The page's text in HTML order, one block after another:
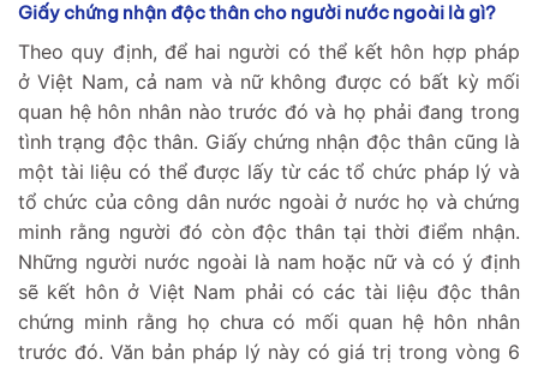
Giấy chứng nhận độc thân cho người nước ngoài là gì?
Theo quy định, để hai người có thể kết hôn hợp pháp
ở Việt Nam, cả nam và nữ không được có bất kỳ mối
quan hệ hôn nhân nào trước đó và họ phải đang trong
tình trạng độc thân. Giấy chứng nhận độc thân cũng là
một tài liệu có thể được lấy từ các tổ chức pháp lý và
tổ chức của công dân nước ngoài ở nước họ và chứng
minh rằng người đó còn độc thân tại thời điểm nhận.
Những người nước ngoài là nam hoặc nữ và có ý định
sẽ kết hôn ở Việt Nam phải có các tài liệu độc thân
chứng minh rằng họ chưa có mối quan hệ hôn nhân
trước đó. Văn bản pháp lý này có giá trị trong vòng 6